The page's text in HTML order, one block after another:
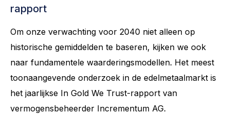
rapport
Om onze verwachting voor 2040 niet alleen op
historische gemiddelden te baseren, kijken we ook
naar fundamentele waarderingsmodellen. Het meest
toonaangevende onderzoek in de edelmetaalmarkt is
het jaarlijkse In Gold We Trust-rapport van
vermogensbeheerder Incrementum AG.